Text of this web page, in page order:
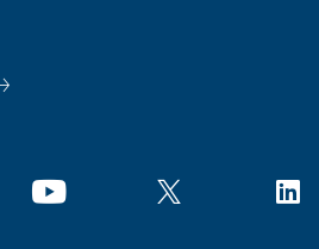
YouTube X